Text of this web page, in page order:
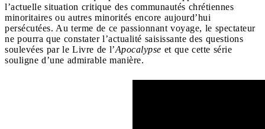
l’actuelle situation critique des communautés chrétiennes
minoritaires ou autres minorités encore aujourd’hui
persécutées. Au terme de ce passionnant voyage, le spectateur
ne pourra que constater l’actualité saisissante des questions
soulevées par le Livre de l’Apocalypse et que cette série
souligne d’une admirable manière.